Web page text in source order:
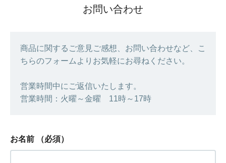
お問い合わせ
商品に関するご意見ご感想、お問い合わせなど、こ
ちらのフォームよりお気軽にお尋ねください。
営業時間中にご返信いたします。
営業時間：火曜～金曜 11時～17時
お名前 （必須）